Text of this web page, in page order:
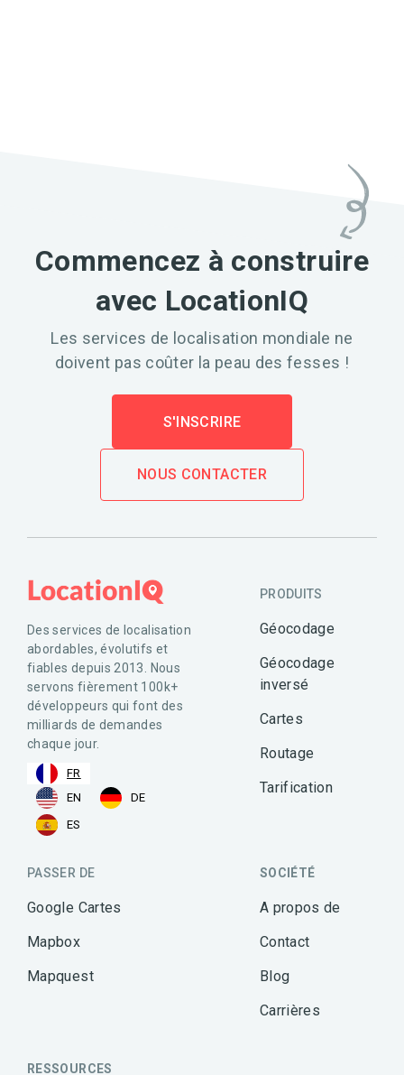
Commencez à construire
avec LocationIQ
Les services de localisation mondiale ne
doivent pas coûter la peau des fesses !
S'INSCRIRE
NOUS CONTACTER
Des services de localisation
abordables, évolutifs et
fiables depuis 2013. Nous
servons fièrement 100k+
développeurs qui font des
milliards de demandes
chaque jour.
FR
EN
DE
ES
PRODUITS
Géocodage
Géocodage
inversé
Cartes
Routage
Tarification
PASSER DE
Google Cartes
Mapbox
Mapquest
SOCIÉTÉ
A propos de
Contact
Blog
Carrières
RESSOURCES